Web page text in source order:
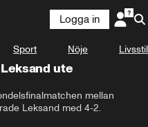
Logga in
Sport Nöje Livsstil
ute
mellan
Leksand med 4-2.